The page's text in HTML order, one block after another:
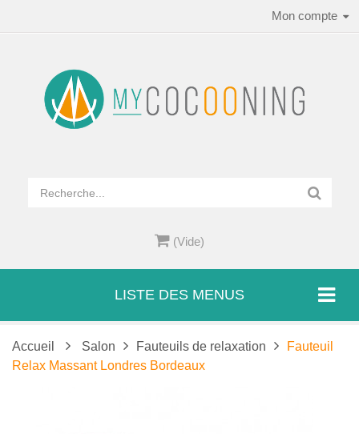
Mon compte
(Vide)
LISTE DES MENUS
Accueil Salon Fauteuils de relaxation
Fauteuil
Relax Massant Londres Bordeaux